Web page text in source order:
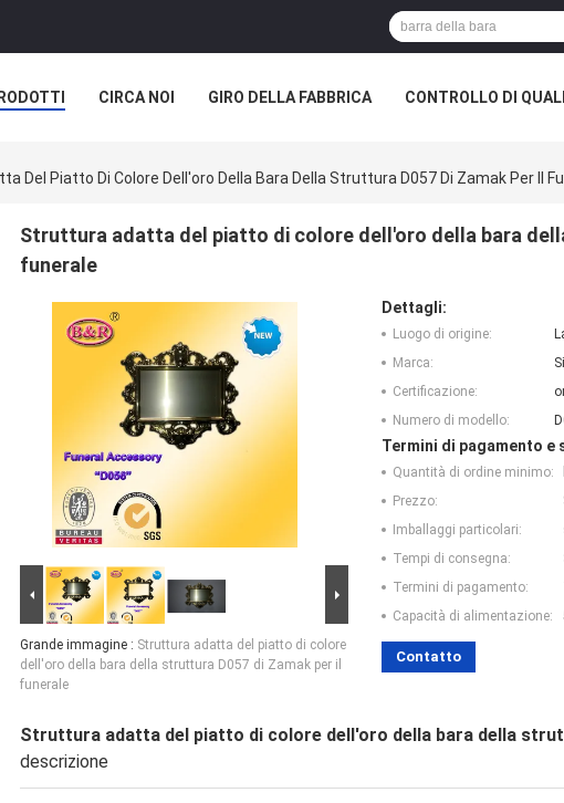
CIRCA NOI GIRO DELLA FABBRICA CONTROLLO DI
Del Piatto Di Colore Dell'oro Della Bara Della Struttura D057 Di Zamak Per Il
Struttura adatta del piatto di colore dell'oro della bara
funerale
Grande immagine : Struttura adatta del piatto di colore
dell'oro della bara della struttura D057 di Zamak per il
funerale
Dettagli:
Luogo di origine:
Marca:
Certificazione:
Numero di modello:
Termini di pagamento e
Quantità di ordine minimo:
Prezzo:
Imballaggi particolari:
Tempi di consegna:
Termini di pagamento:
Capacità di alimentazione:
Contatto
Struttura adatta del piatto di colore dell'oro della bara della
descrizione